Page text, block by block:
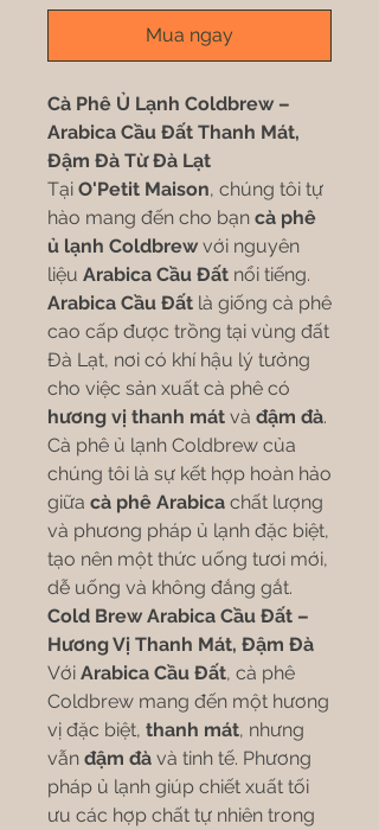
Mua ngay
Cà Phê Ủ Lạnh Coldbrew –
Arabica Cầu Đất Thanh Mát,
Đậm Đà Từ Đà Lạt
Tại O'Petit Maison, chúng tôi tự
hào mang đến cho bạn cà phê
ủ lạnh Coldbrew với nguyên
liệu Arabica Cầu Đất nổi tiếng.
Arabica Cầu Đất là giống cà phê
cao cấp được trồng tại vùng đất
Đà Lạt, nơi có khí hậu lý tưởng
cho việc sản xuất cà phê có
hương vị thanh mát và đậm đà.
Cà phê ủ lạnh Coldbrew của
chúng tôi là sự kết hợp hoàn hảo
giữa cà phê Arabica chất lượng
và phương pháp ủ lạnh đặc biệt,
tạo nên một thức uống tươi mới,
dễ uống và không đắng gắt.
Cold Brew Arabica Cầu Đất –
Hương Vị Thanh Mát, Đậm Đà
Với Arabica Cầu Đất, cà phê
Coldbrew mang đến một hương
vị đặc biệt, thanh mát, nhưng
vẫn đậm đà và tinh tế. Phương
pháp ủ lạnh giúp chiết xuất tối
ưu các hợp chất tự nhiên trong